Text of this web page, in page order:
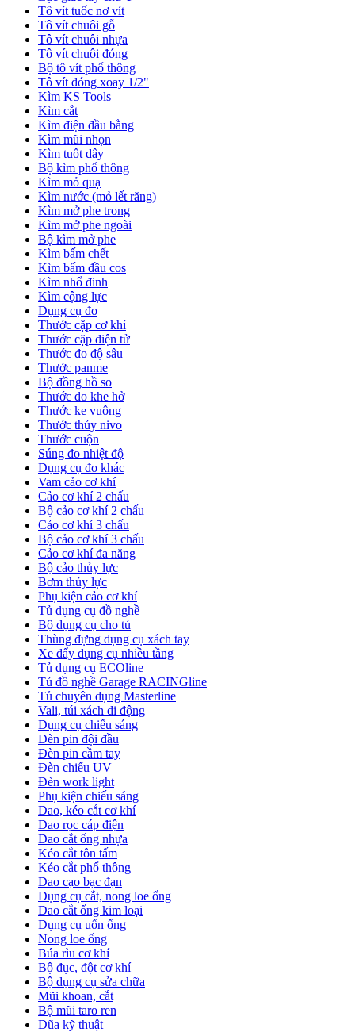
Tô vít tuốc nơ vít
Tô vít chuôi gỗ
Tô vít chuôi nhựa
Tô vít chuôi đóng
Bộ tô vít phổ thông
Tô vít đóng xoay 1/2"
Kìm KS Tools
Kìm cắt
Kìm điện đầu bằng
Kìm mũi nhọn
Kìm tuốt dây
Bộ kìm phổ thông
Kìm mỏ quạ
Kìm nước (mỏ lết răng)
Kìm mở phe trong
Kìm mở phe ngoài
Bộ kìm mở phe
Kìm bấm chết
Kìm bấm đầu cos
Kìm nhổ đinh
Kìm cộng lực
Dụng cụ đo
Thước cặp cơ khí
Thước cặp điện tử
Thước đo độ sâu
Thước panme
Bộ đồng hồ so
Thước đo khe hở
Thước ke vuông
Thước thủy nivo
Thước cuộn
Súng đo nhiệt độ
Dụng cụ đo khác
Vam cảo cơ khí
Cảo cơ khí 2 chấu
Bộ cảo cơ khí 2 chấu
Cảo cơ khí 3 chấu
Bộ cảo cơ khí 3 chấu
Cảo cơ khí đa năng
Bộ cảo thủy lực
Bơm thủy lực
Phụ kiện cảo cơ khí
Tủ dụng cụ đồ nghề
Bộ dụng cụ cho tủ
Thùng đựng dụng cụ xách tay
Xe đẩy dụng cụ nhiều tầng
Tủ dụng cụ ECOline
Tủ đồ nghề Garage RACINGline
Tủ chuyên dụng Masterline
Vali, túi xách di động
Dụng cụ chiếu sáng
Đèn pin đội đầu
Đèn pin cầm tay
Đèn chiếu UV
Đèn work light
Phụ kiện chiếu sáng
Dao, kéo cắt cơ khí
Dao rọc cáp điện
Dao cắt ống nhựa
Kéo cắt tôn tấm
Kéo cắt phổ thông
Dao cạo bạc đạn
Dụng cụ cắt, nong loe ống
Dao cắt ống kim loại
Dụng cụ uốn ống
Nong loe ống
Búa rìu cơ khí
Bộ đục, đột cơ khí
Bộ dụng cụ sửa chữa
Mũi khoan, cắt
Bộ mũi taro ren
Dũa kỹ thuật